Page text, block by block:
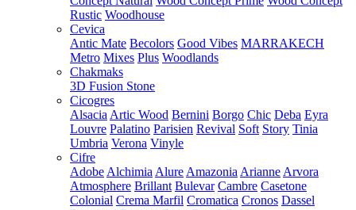
Rustic Woodhouse
Cevica
Antic Mate Becolors Good Vibes MARRAKECH
Metro Mixes Plus Woodlands
Chakmaks
3D Fusion Stone
Cicogres
Alsacia Artic Wood Bernini Borgo Chic Deba Eyra
Louvre Palatino Parisien Revival Soft Story Tinia
Umbria Verona Vinyle
Cifre
Adobe Alchimia Alure Amazonia Arianne Arvora
Atmosphere Brillant Bulevar Cambre Casetone
Colonial Crema Marfil Cromatica Cronos Dassel